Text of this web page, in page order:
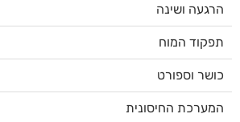
הרגעה ושינה
תפקוד המוח
כושר וספורט
המערכת החיסונית